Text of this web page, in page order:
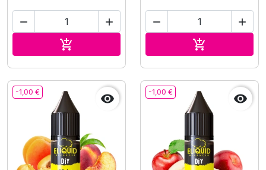
 

 

-1,00 €  -1,00 € 